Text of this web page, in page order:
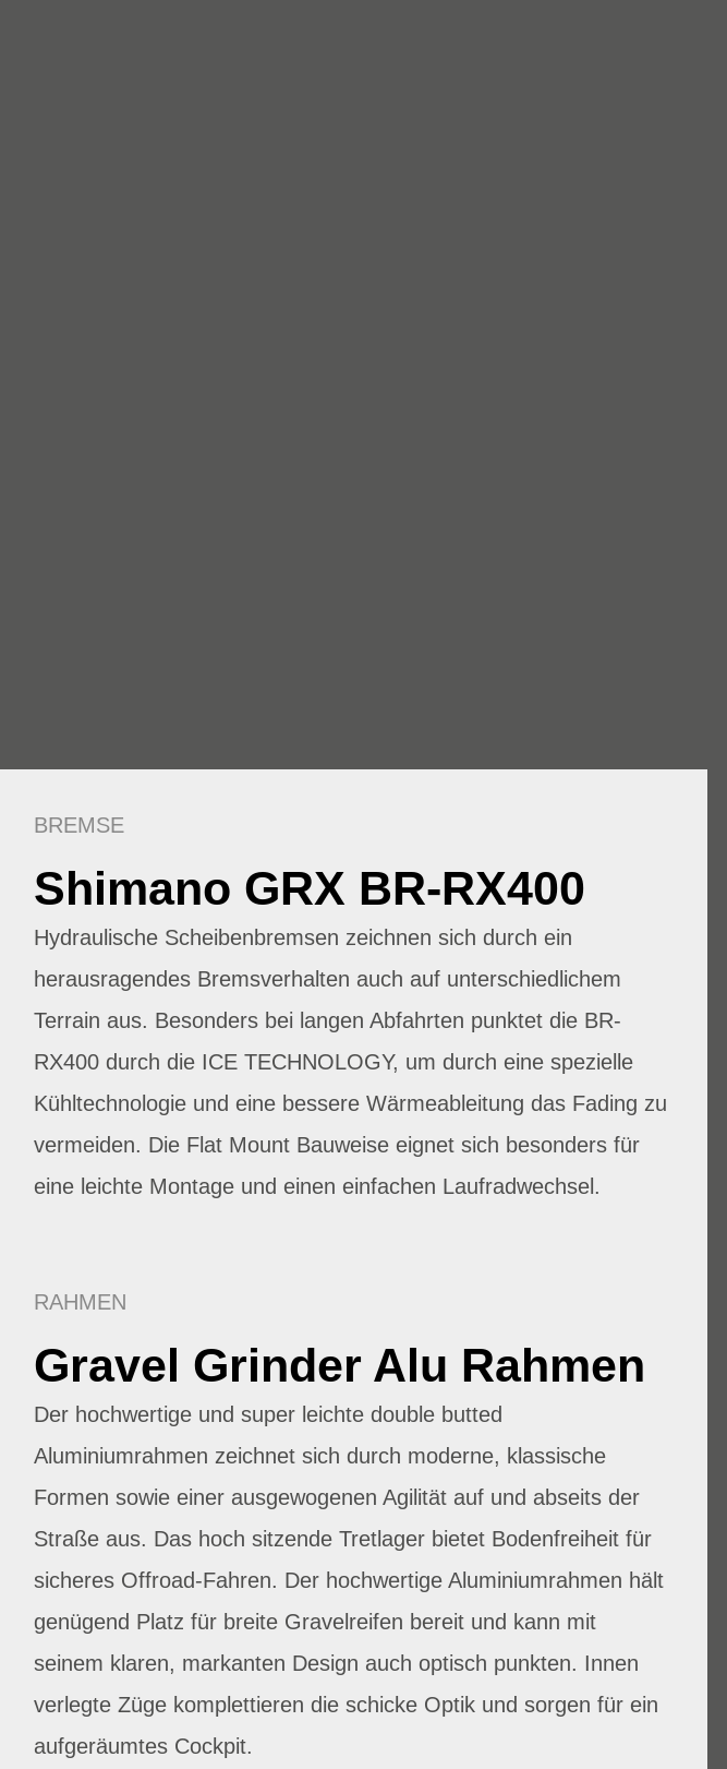
BREMSE
Shimano GRX BR-RX400
Hydraulische Scheibenbremsen zeichnen sich durch ein
herausragendes Bremsverhalten auch auf unterschiedlichem
Terrain aus. Besonders bei langen Abfahrten punktet die BR-
RX400 durch die ICE TECHNOLOGY, um durch eine spezielle
Kühltechnologie und eine bessere Wärmeableitung das Fading zu
vermeiden. Die Flat Mount Bauweise eignet sich besonders für
eine leichte Montage und einen einfachen Laufradwechsel.
RAHMEN
Gravel Grinder Alu Rahmen
Der hochwertige und super leichte double butted
Aluminiumrahmen zeichnet sich durch moderne, klassische
Formen sowie einer ausgewogenen Agilität auf und abseits der
Straße aus. Das hoch sitzende Tretlager bietet Bodenfreiheit für
sicheres Offroad-Fahren. Der hochwertige Aluminiumrahmen hält
genügend Platz für breite Gravelreifen bereit und kann mit
seinem klaren, markanten Design auch optisch punkten. Innen
verlegte Züge komplettieren die schicke Optik und sorgen für ein
aufgeräumtes Cockpit.